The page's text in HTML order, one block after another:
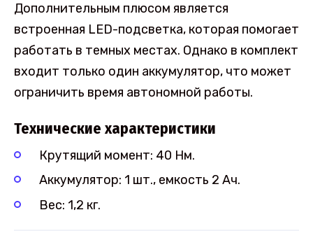
Дополнительным плюсом является
встроенная LED-подсветка, которая помогает
работать в темных местах. Однако в комплект
входит только один аккумулятор, что может
ограничить время автономной работы.
Технические характеристики
Крутящий момент: 40 Нм.
Аккумулятор: 1 шт., емкость 2 Ач.
Вес: 1,2 кг.